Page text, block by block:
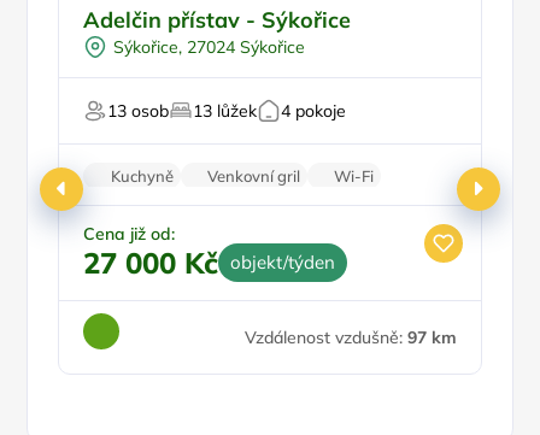
Půjčení kol
Venkovní bazén
Pro skupiny
U vody
Adelčin přístav - Sýkořice
Sýkořice, 27024 Sýkořice
13 osob 13 lůžek 4 pokoje
Kuchyně Venkovní gril
Wi-Fi
Zvířata povolena
Pračka
Cena již od:
27 000 Kč objekt/týden
Vzdálenost vzdušně: 97 km